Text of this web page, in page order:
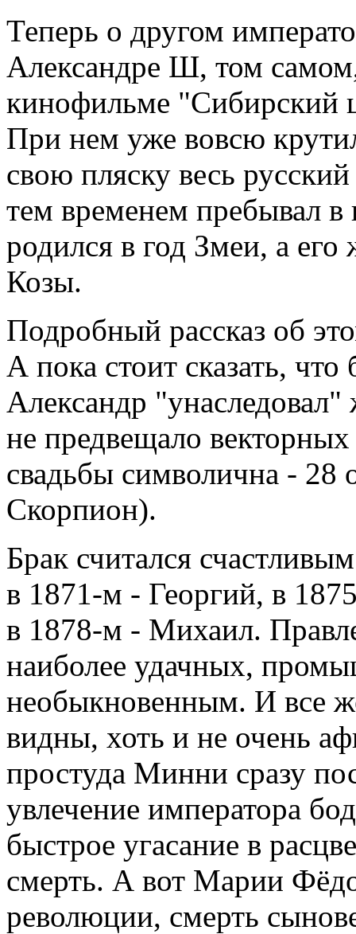
Теперь о другом
Александре Ш, том
кинофильме "Сибирский
При нем уже вовсю
свою пляску весь
тем временем пребывал
родился в год Змеи, а
Козы.
Подробный рассказ об
А пока стоит сказать,
Александр
не предвещало векторных
свадьбы символична - 28
Скорпион).
Брак считался
в 1871-м - Георгий, в
в 1878-м - Михаил.
наиболее удачных,
необыкновенным. И все
видны, хоть и не очень
простуда Минни сразу
увлечение императора
быстрое угасание в
смерть. А вот Марии
революции, смерть